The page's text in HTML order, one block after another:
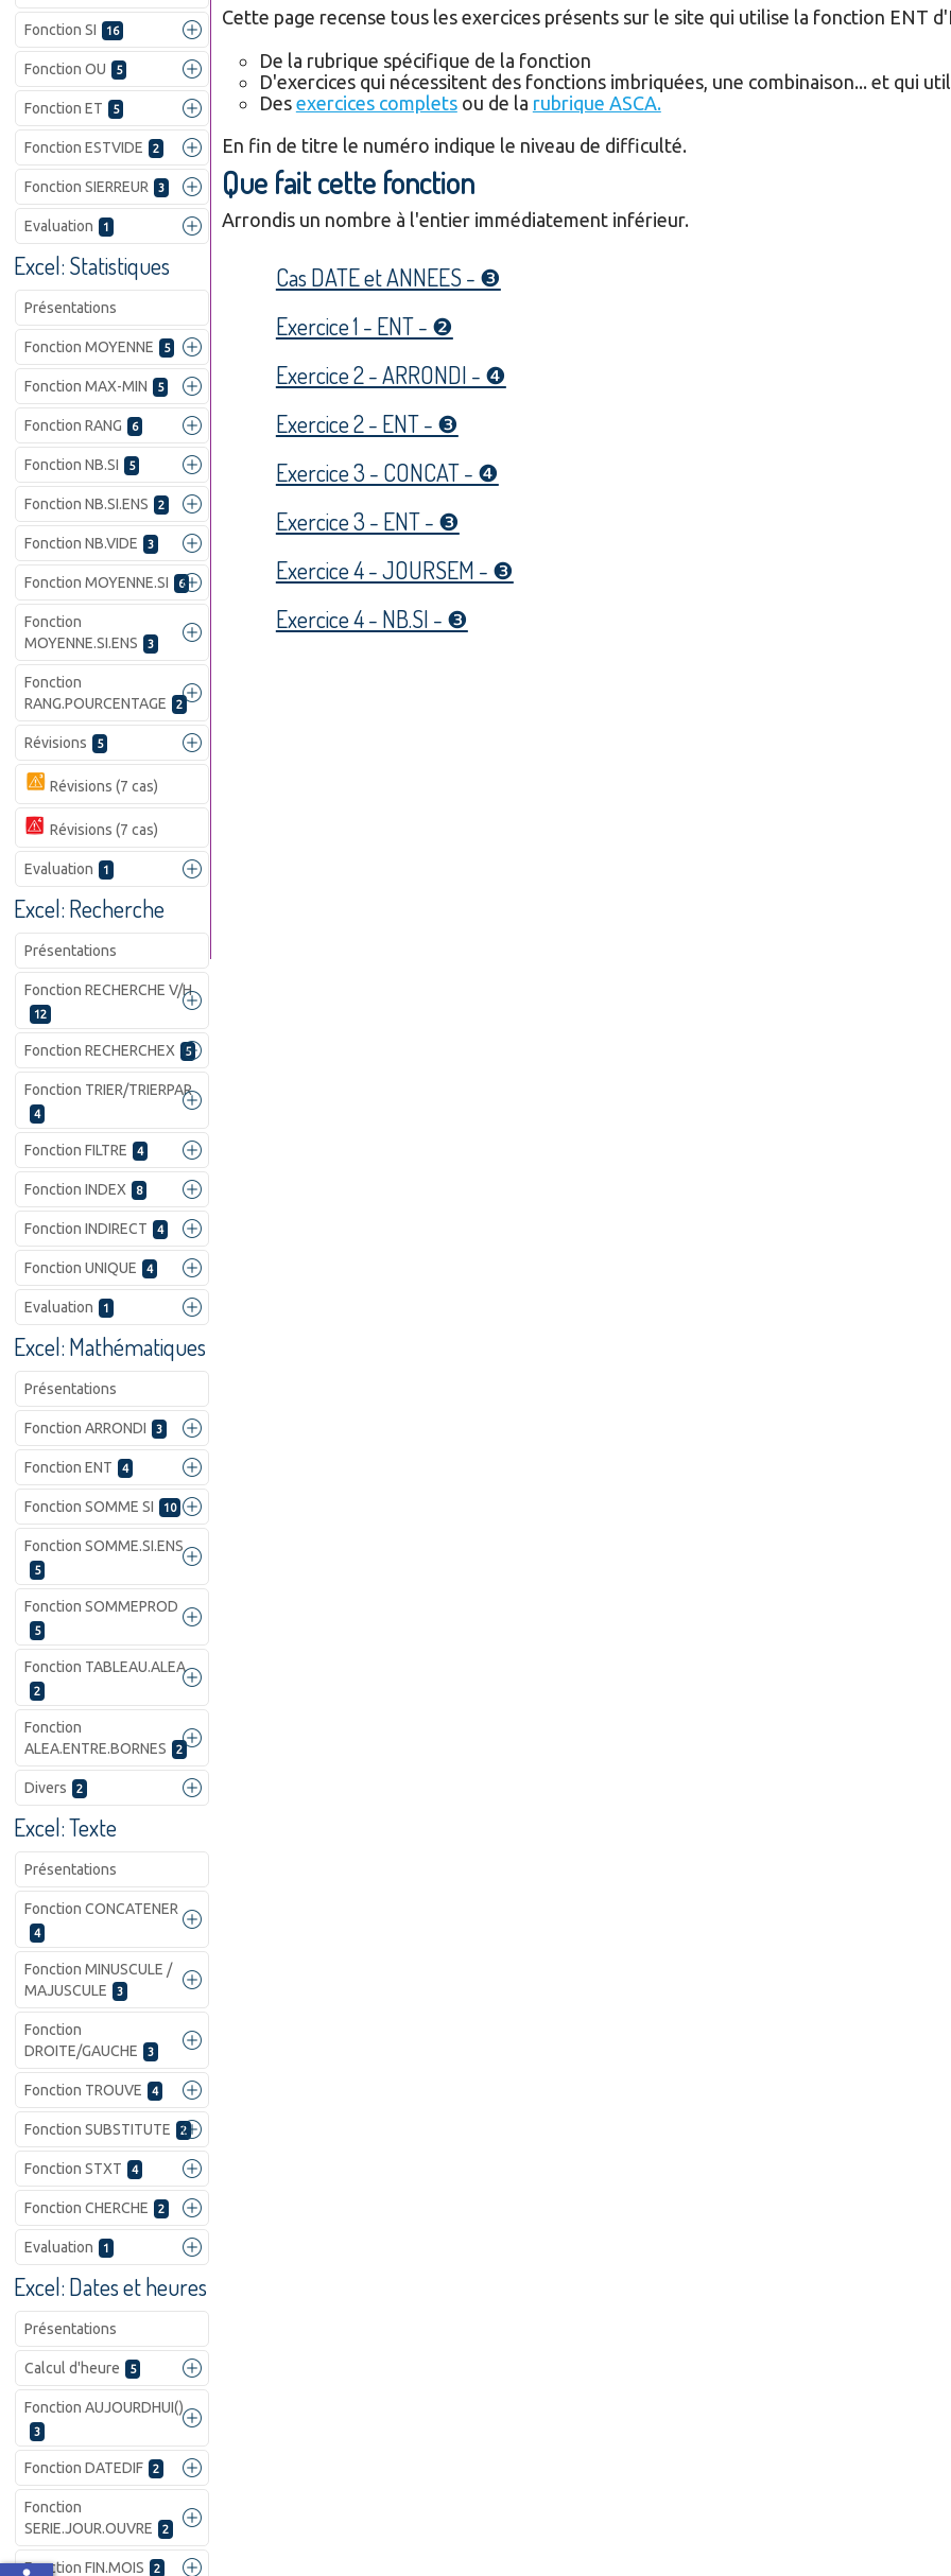
Fonction SI 16
Fonction OU 5
Fonction ET 5
Fonction ESTVIDE 2
Fonction SIERREUR 3
Evaluation 1
Excel: Statistiques
Présentations
Fonction MOYENNE 5
Fonction MAX-MIN 5
Fonction RANG 6
Fonction NB.SI 5
Fonction NB.SI.ENS 2
Fonction NB.VIDE 3
Fonction MOYENNE.SI 6
Fonction
MOYENNE.SI.ENS
3
Fonction
RANG.POURCENTAGE
2
Révisions 5
Révisions (7 cas)
Révisions (7 cas)
Evaluation 1
Excel: Recherche
Présentations
Fonction RECHERCHE V/H
12
Fonction RECHERCHEX 5
Fonction TRIER/TRIERPAR
4
Fonction FILTRE 4
Fonction INDEX 8
Fonction INDIRECT 4
Fonction UNIQUE 4
Evaluation 1
Excel: Mathématiques
Présentations
Fonction ARRONDI 3
Fonction ENT 4
Fonction SOMME SI 10
Fonction SOMME.SI.ENS
5
Fonction SOMMEPROD
5
Fonction TABLEAU.ALEA
2
Fonction
ALEA.ENTRE.BORNES
2
Divers 2
Excel: Texte
Présentations
Fonction CONCATENER
4
Fonction MINUSCULE /
MAJUSCULE
3
Fonction
DROITE/GAUCHE
3
Fonction TROUVE 4
Fonction SUBSTITUTE 2
Fonction STXT 4
Fonction CHERCHE 2
Evaluation 1
Excel: Dates et heures
Présentations
Calcul d'heure 5
Fonction AUJOURDHUI()
3
Fonction DATEDIF 2
Fonction
SERIE.JOUR.OUVRE
2
Fonction FIN.MOIS 2
Cette page recense tous les exercices présents sur le site qui utilise la fonction ENT
De la rubrique spécifique de la fonction
D'exercices qui nécessitent des fonctions imbriquées, une combinaison... et qui
Des exercices completsou de la rubrique ASCA.
En fin de titre le numéro indique le niveau de difficulté.
Que fait cette fonction
Arrondis un nombre à l'entier immédiatement inférieur.
Cas DATE et ANNEES - ❸
Exercice 1 - ENT - ❷
Exercice 2 - ARRONDI - ❹
Exercice 2 - ENT - ❸
Exercice 3 - CONCAT - ❹
Exercice 3 - ENT - ❸
Exercice 4 - JOURSEM - ❸
Exercice 4 - NB.SI - ❸